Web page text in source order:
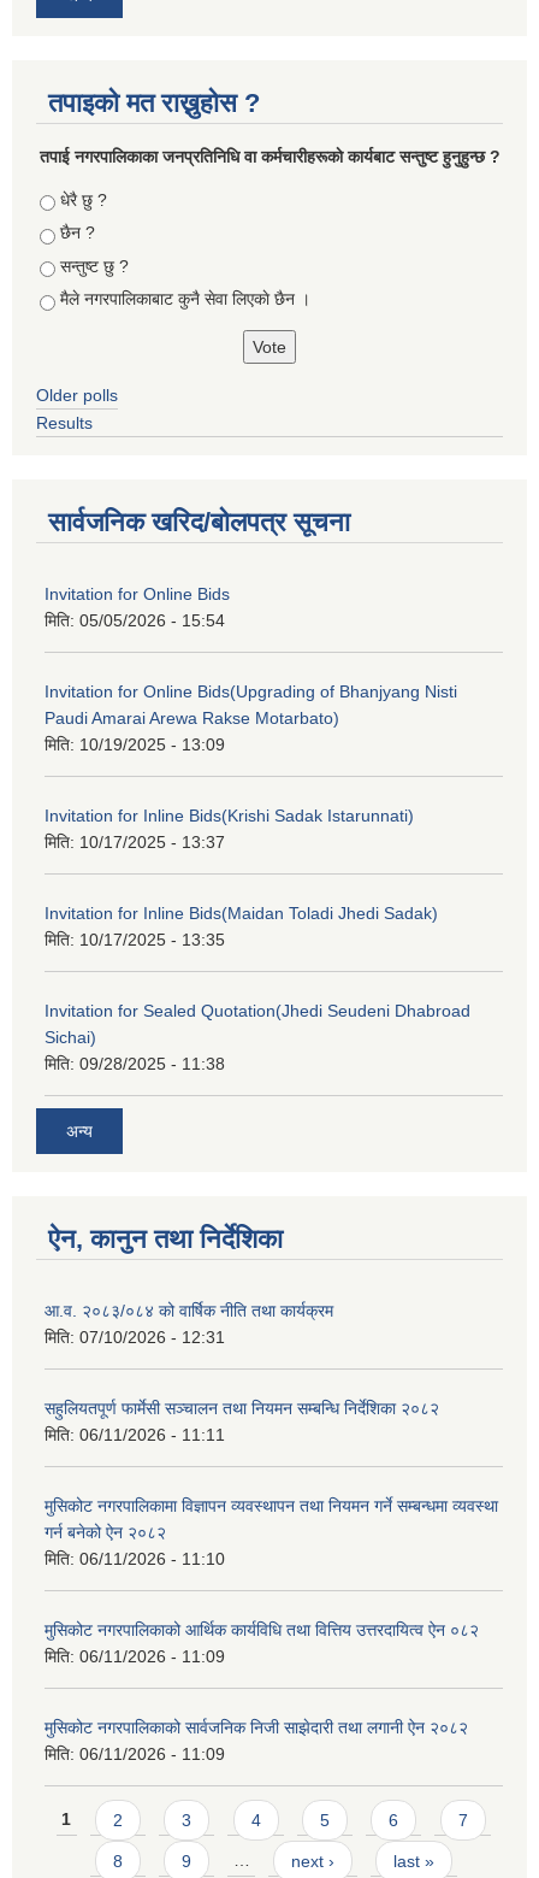
तपाइको मत राख्नुहोस ?
तपा‌ई नगरपालिकाका जनप्रतिनिधि वा कर्मचारीहरूकाे कार्यबाट सन्तुष्ट हुनुहुन्छ ?
Choices
धेरै छु ?
छैन ?
सन्तुष्ट छु ?
मैले नगरपालिकाबाट कुनै सेवा लिएकाे छैन ।
Older polls
Results
सार्वजनिक खरिद/बोलपत्र सूचना
Invitation for Online Bids
मिति: 05/05/2026 - 15:54
Invitation for Online Bids(Upgrading of Bhanjyang Nisti
Paudi Amarai Arewa Rakse Motarbato)
मिति: 10/19/2025 - 13:09
Invitation for Inline Bids(Krishi Sadak Istarunnati)
मिति: 10/17/2025 - 13:37
Invitation for Inline Bids(Maidan Toladi Jhedi Sadak)
मिति: 10/17/2025 - 13:35
Invitation for Sealed Quotation(Jhedi Seudeni Dhabroad
Sichai)
मिति: 09/28/2025 - 11:38
अन्य
ऐन, कानुन तथा निर्देशिका
आ.व. २०८३/०८४ को वार्षिक नीति तथा कार्यक्रम
मिति: 07/10/2026 - 12:31
सहुलियतपूर्ण फार्मेसी सञ्चालन तथा नियमन सम्बन्धि निर्देशिका २०८२
मिति: 06/11/2026 - 11:11
मुसिकोट नगरपालिकामा विज्ञापन व्यवस्थापन तथा नियमन गर्ने सम्बन्धमा व्यवस्था
गर्न बनेको ऐन २०८२
मिति: 06/11/2026 - 11:10
मुसिकोट नगरपालिकाको आर्थिक कार्यविधि तथा वित्तिय उत्तरदायित्व ऐन ०८२
मिति: 06/11/2026 - 11:09
मुसिकोट नगरपालिकाको सार्वजनिक निजी साझेदारी तथा लगानी ऐन २०८२
मिति: 06/11/2026 - 11:09
Pages
1 2 3 4 5 6 7
8 9 … next › last »